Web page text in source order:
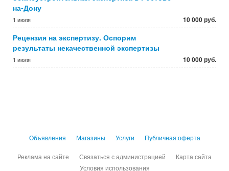
на-Дону
1 июля 10 000 руб.
Рецензия на экспертизу. Оспорим
результаты некачественной экспертизы
1 июля 10 000 руб.
Объявления Магазины Услуги Публичная оферта
Реклама на сайте Связаться с администрацией
Карта сайта
Условия использования